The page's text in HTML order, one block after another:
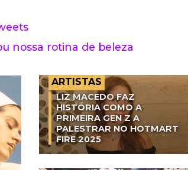
nossa rotina de beleza
ARTISTAS
LIZ MACEDO FAZ
HISTÓRIA COMO A
PRIMEIRA GEN Z A
PALESTRAR NO HOTMART
FIRE 2025